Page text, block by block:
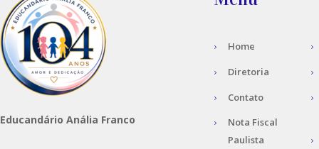
Educandário Anália Franco
Home
Diretoria
Contato
Nota Fiscal
Paulista